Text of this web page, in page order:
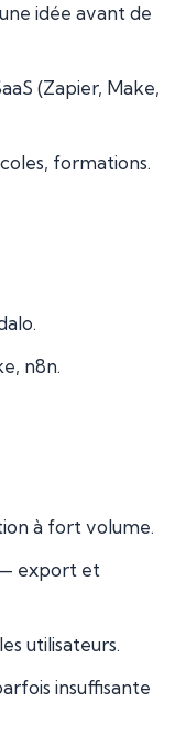
idée avant de
(Zapier, Make,
formations.
n8n.
à fort volume.
export et
utilisateurs.
insuffisante